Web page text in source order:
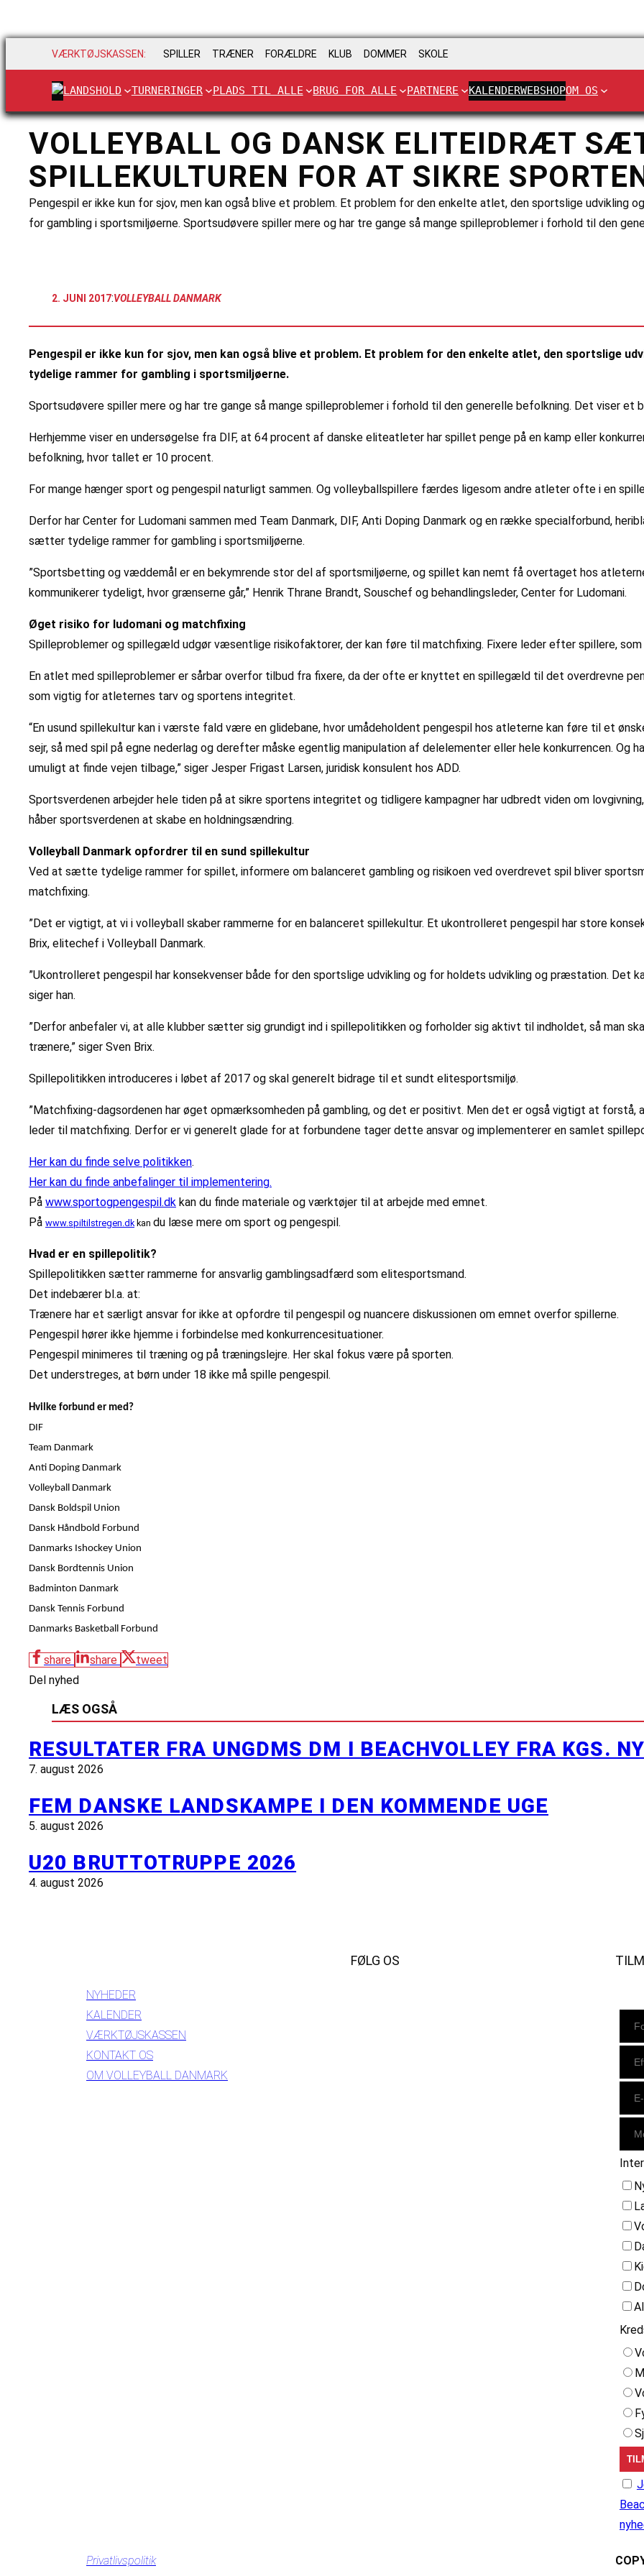
VÆRKTØJSKASSEN: SPILLER TRÆNER FORÆLDRE KLUB DOMMER SKOLE
LANDSHOLD TURNERINGER PLADS TIL ALLE BRUG FOR ALLE PARTNERE KALENDERWEBSHOPOM OS
VOLLEYBALL OG DANSK ELITEIDRÆT
SPILLEKULTUREN FOR AT SIKRE
Pengespil er ikke kun for sjov, men kan også blive et problem. Et problem for den enkelte atlet, den sportslige
for gambling i sportsmiljøerne. Sportsudøvere spiller mere og har tre gange så mange spilleproblemer i forhold til den
2. JUNI 2017:VOLLEYBALL DANMARK
Pengespil er ikke kun for sjov, men kan også blive et problem. Et problem for den enkelte atlet, den sportslige
tydelige rammer for gambling i sportsmiljøerne.
Sportsudøvere spiller mere og har tre gange så mange spilleproblemer i forhold til den generelle befolkning. Det viser et
Herhjemme viser en undersøgelse fra DIF, at 64 procent af danske eliteatleter har spillet penge på en kamp eller
befolkning, hvor tallet er 10 procent.
For mange hænger sport og pengespil naturligt sammen. Og volleyballspillere færdes ligesom andre atleter ofte i en
Derfor har Center for Ludomani sammen med Team Danmark, DIF, Anti Doping Danmark og en række specialforbund,
sætter tydelige rammer for gambling i sportsmiljøerne.
”Sportsbetting og væddemål er en bekymrende stor del af sportsmiljøerne, og spillet kan nemt få overtaget hos
kommunikerer tydeligt, hvor grænserne går,” Henrik Thrane Brandt, Souschef og behandlingsleder, Center for Ludomani.
Øget risiko for ludomani og matchfixing
Spilleproblemer og spillegæld udgør væsentlige risikofaktorer, der kan føre til matchfixing. Fixere leder efter spillere,
En atlet med spilleproblemer er sårbar overfor tilbud fra fixere, da der ofte er knyttet en spillegæld til det overdrevne
som vigtig for atleternes tarv og sportens integritet.
“En usund spillekultur kan i værste fald være en glidebane, hvor umådeholdent pengespil hos atleterne kan føre til et
sejr, så med spil på egne nederlag og derefter måske egentlig manipulation af delelementer eller hele konkurrencen.
umuligt at finde vejen tilbage,” siger Jesper Frigast Larsen, juridisk konsulent hos ADD.
Sportsverdenen arbejder hele tiden på at sikre sportens integritet og tidligere kampagner har udbredt viden om
håber sportsverdenen at skabe en holdningsændring.
Volleyball Danmark opfordrer til en sund spillekultur
Ved at sætte tydelige rammer for spillet, informere om balanceret gambling og risikoen ved overdrevet spil bliver
matchfixing.
”Det er vigtigt, at vi i volleyball skaber rammerne for en balanceret spillekultur. Et ukontrolleret pengespil har store
Brix, elitechef i Volleyball Danmark.
”Ukontrolleret pengespil har konsekvenser både for den sportslige udvikling og for holdets udvikling og præstation. Det
siger han.
”Derfor anbefaler vi, at alle klubber sætter sig grundigt ind i spillepolitikken og forholder sig aktivt til indholdet, så man
trænere,” siger Sven Brix.
Spillepolitikken introduceres i løbet af 2017 og skal generelt bidrage til et sundt elitesportsmiljø.
”Matchfixing-dagsordenen har øget opmærksomheden på gambling, og det er positivt. Men det er også vigtigt at
leder til matchfixing. Derfor er vi generelt glade for at forbundene tager dette ansvar og implementerer en samlet
Her kan du finde selve politikken.
Her kan du finde anbefalinger til implementering.
På www.sportogpengespil.dk kan du finde materiale og værktøjer til at arbejde med emnet.
På www.spiltilstregen.dkkan du læse mere om sport og pengespil.
Hvad er en spillepolitik?
Spillepolitikken sætter rammerne for ansvarlig gamblingsadfærd som elitesportsmand.
Det indebærer bl.a. at:
Trænere har et særligt ansvar for ikke at opfordre til pengespil og nuancere diskussionen om emnet overfor spillerne.
Pengespil hører ikke hjemme i forbindelse med konkurrencesituationer.
Pengespil minimeres til træning og på træningslejre. Her skal fokus være på sporten.
Det understreges, at børn under 18 ikke må spille pengespil.
Hvilke forbund er med?
DIF
Team Danmark
Anti Doping Danmark
Volleyball Danmark
Dansk Boldspil Union
Dansk Håndbold Forbund
Danmarks Ishockey Union
Dansk Bordtennis Union
Badminton Danmark
Dansk Tennis Forbund
Danmarks Basketball Forbund
share share
tweet
Del nyhed
LÆS OGSÅ
RESULTATER FRA UNGDMS DM I BEACHVOLLEY FRA KGS.
7. august 2026
FEM DANSKE LANDSKAMPE I DEN KOMMENDE UGE
5. august 2026
U20 BRUTTOTRUPPE 2026
4. august 2026
NYHEDER
KALENDER
VÆRKTØJSKASSEN
KONTAKT OS
OM VOLLEYBALL DANMARK
FØLG OS
Privatlivspolitik